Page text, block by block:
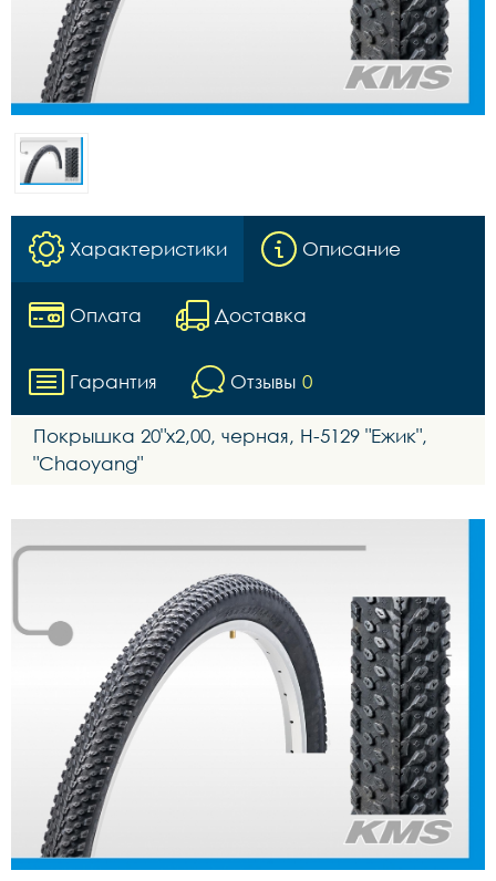
Характеристики Описание
Оплата Доставка
Гарантия Отзывы 0
Покрышка 20"х2,00, черная, Н-5129 "Ежик",
"Chaoyang"